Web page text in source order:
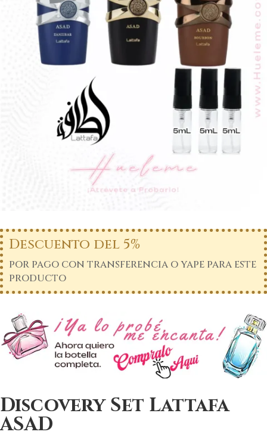
Descuento del 5%
por pago con transferencia o yape para este
producto
Discovery Set Lattafa
ASAD